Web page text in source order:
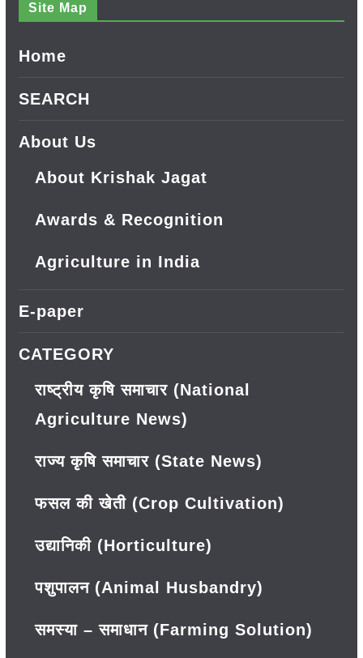
Site Map
Home
SEARCH
About Us
About Krishak Jagat
Awards & Recognition
Agriculture in India
E-paper
CATEGORY
राष्ट्रीय कृषि समाचार (National
Agriculture News)
राज्य कृषि समाचार (State News)
फसल की खेती (Crop Cultivation)
उद्यानिकी (Horticulture)
पशुपालन (Animal Husbandry)
समस्या – समाधान (Farming Solution)